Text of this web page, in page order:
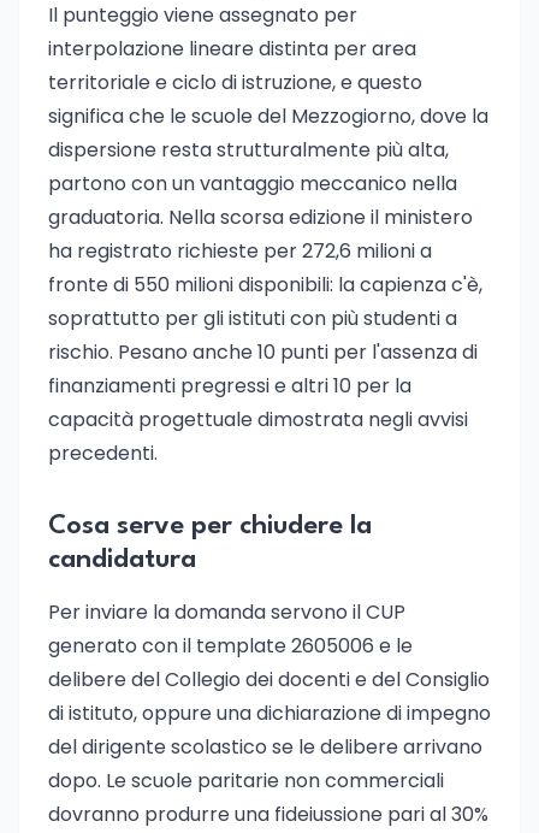
Il punteggio viene assegnato per
interpolazione lineare distinta per area
territoriale e ciclo di istruzione, e questo
significa che le scuole del Mezzogiorno, dove la
dispersione resta strutturalmente più alta,
partono con un vantaggio meccanico nella
graduatoria. Nella scorsa edizione il ministero
ha registrato richieste per 272,6 milioni a
fronte di 550 milioni disponibili: la capienza c'è,
soprattutto per gli istituti con più studenti a
rischio. Pesano anche 10 punti per l'assenza di
finanziamenti pregressi e altri 10 per la
capacità progettuale dimostrata negli avvisi
precedenti.
Cosa serve per chiudere la
candidatura
Per inviare la domanda servono il CUP
generato con il template 2605006 e le
delibere del Collegio dei docenti e del Consiglio
di istituto, oppure una dichiarazione di impegno
del dirigente scolastico se le delibere arrivano
dopo. Le scuole paritarie non commerciali
dovranno produrre una fideiussione pari al 30%